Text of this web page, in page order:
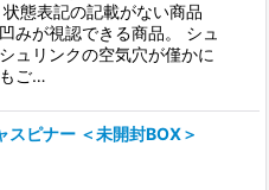
態表記の記載がない商品
みが視認できる商品。 シュ
ュリンクの空気穴が僅かに
ご…
スピナー ＜未開封BOX＞